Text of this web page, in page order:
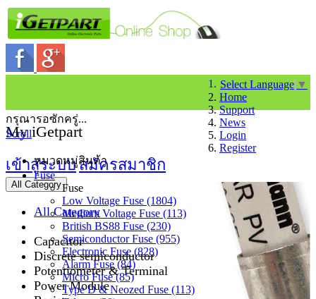
Select Language ▼
Home
Support
News
Login
Register
My iGetpart
เข้าสู่ระบบสมัครสมาชิก
All Category
All Category
Capacitor
Discrete semiconductor
Potentiometer & Terminal
Power Module
กรุณารอซักครู่...
Scroll
หมวดหมู่สินค้า
Fuse
Fuse
Low Voltage Fuse (1804)
Medium Voltage Fuse (113)
British BS88 Fuse (230)
Semiconductor Fuse (955)
Electronic Fuse (828)
Alarm Fuse (84)
Micro Fuse (85)
Type D & Neozed Fuse (113)